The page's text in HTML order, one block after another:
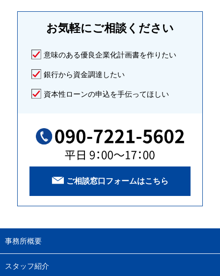
お気軽にご相談ください
意味のある優良企業化計画書を作りたい
銀行から資金調達したい
資本性ローンの申込を手伝ってほしい
ご相談窓口フォームはこちら
事務所概要
スタッフ紹介